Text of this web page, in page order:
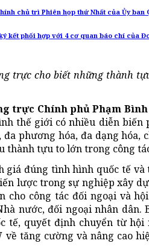
chủ trì Phiên họp thứ Nhất của Ủy ban
kết phối hợp với 4 cơ quan báo chí của
trực cho biết những thành
trực Chính phủ Phạm
thế giới có nhiều diễn biến
phương hóa, đa dạng hóa,
thành tựu to lớn trong công
giá đúng tình hình quốc tế
lược trong sự nghiệp xây
cho công tác đối ngoại và
nước, đối ngoại nhân
tế, quyết định chuyển từ
về tăng cường và nâng cao